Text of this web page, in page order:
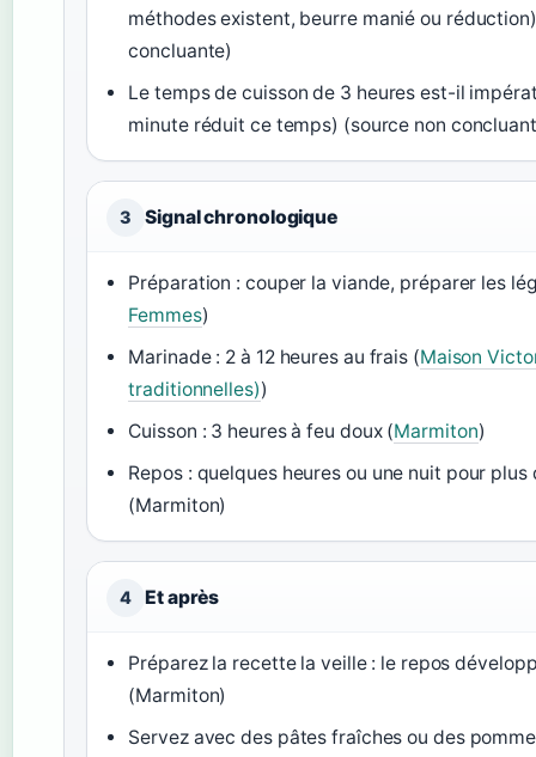
méthodes existent, beurre manié ou
concluante)
Le temps de cuisson de 3 heures est-il
minute réduit ce temps) (source non
3 Signal chronologique
Préparation : couper la viande, préparer les
Femmes)
Marinade : 2 à 12 heures au frais (Maison
traditionnelles))
Cuisson : 3 heures à feu doux (Marmiton)
Repos : quelques heures ou une nuit pour plus
(Marmiton)
4 Et après
Préparez la recette la veille : le repos
(Marmiton)
Servez avec des pâtes fraîches ou des